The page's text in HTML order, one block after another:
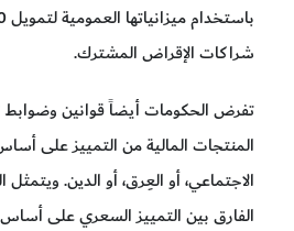
شراكات الإقراض المشترك.
تفرض الحكومات أيضاً قوانين
المنتجات المالية من التمييز على
الاجتماعي، أو العِرق، أو الدين. ويتمثل
الفارق بين التمييز السعري على